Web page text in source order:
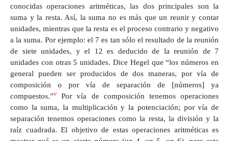
conocidas operaciones aritméticas, las dos principales son la
suma y la resta. Así, la suma no es más que un reunir y contar
unidades, mientras que la resta es el proceso contrario y negativo
a la suma. Por ejemplo: el 7 es tan sólo el resultado de la reunión
de siete unidades, y el 12 es deducido de la reunión de 7
unidades con otras 5 unidades. Dice Hegel que “los números en
general pueden ser producidos de dos maneras, por vía de
composición o por vía de separación de [números] ya
compuestos.”v
Por vía de composición tenemos operaciones
como la suma, la multiplicación y la potenciación; por vía de
separación tenemos operaciones como la resta, la división y la
raíz cuadrada. El objetivo de estas operaciones aritméticas es